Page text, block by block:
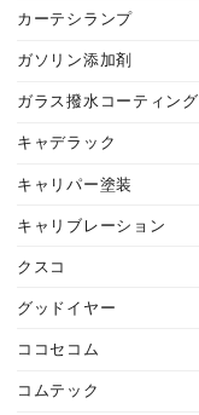
カーテシランプ
ガソリン添加剤
ガラス撥水コーティング
キャデラック
キャリパー塗装
キャリブレーション
クスコ
グッドイヤー
ココセコム
コムテック